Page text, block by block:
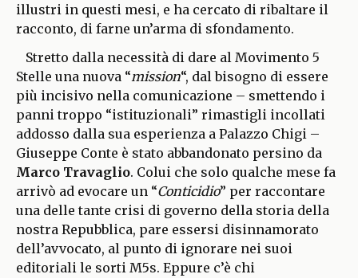
illustri in questi mesi, e ha cercato di ribaltare il
racconto, di farne un’arma di sfondamento.
Stretto dalla necessità di dare al Movimento 5
Stelle una nuova “mission“, dal bisogno di essere
più incisivo nella comunicazione – smettendo i
panni troppo “istituzionali” rimastigli incollati
addosso dalla sua esperienza a Palazzo Chigi –
Giuseppe Conte è stato abbandonato persino da
Marco Travaglio. Colui che solo qualche mese fa
arrivò ad evocare un “Conticidio” per raccontare
una delle tante crisi di governo della storia della
nostra Repubblica, pare essersi disinnamorato
dell’avvocato, al punto di ignorare nei suoi
editoriali le sorti M5s. Eppure c’è chi